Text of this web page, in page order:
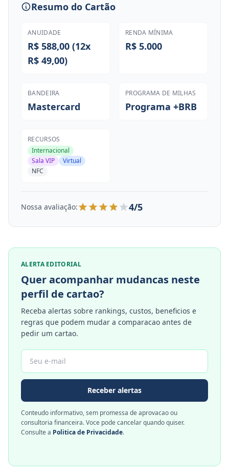
Resumo do Cartão
ANUIDADE
R$ 588,00 (12x
R$ 49,00)
RENDA MÍNIMA
R$ 5.000
BANDEIRA
Mastercard
PROGRAMA DE MILHAS
Programa +BRB
RECURSOS
Internacional
Sala VIP
Virtual
NFC
Nossa avaliação: 4/5
ALERTA EDITORIAL
Quer acompanhar mudancas neste
perfil de cartao?
Receba alertas sobre rankings, custos, beneficios e
regras que podem mudar a comparacao antes de
pedir um cartao.
Receber alertas
Conteudo informativo, sem promessa de aprovacao ou
consultoria financeira. Voce pode cancelar quando quiser.
Consulte a Politica de Privacidade.